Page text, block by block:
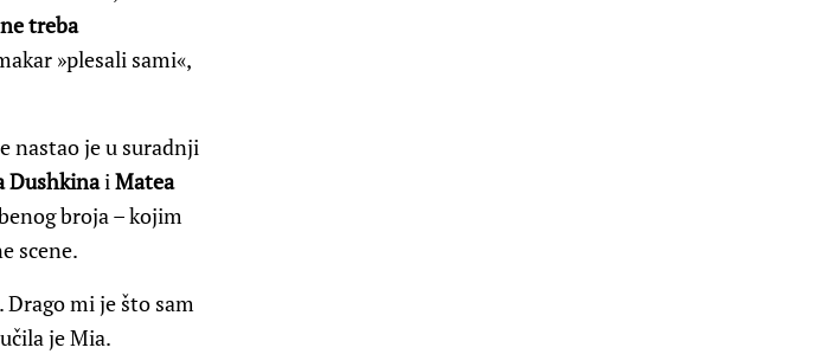
treba
»plesali sami«,
nastao je u suradnji
DushkinaiMatea
broja – kojim
scene.
mi je što sam
je Mia.